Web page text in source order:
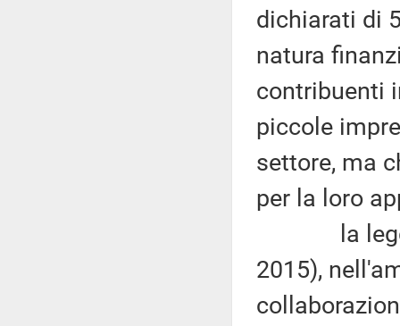
dichiarati di
natura
contribuenti
piccole
settore, ma
per la loro
la legge
2015),